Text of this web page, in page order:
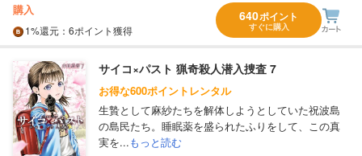
購入
1%還元 ：6ポイント獲得
640ポイント
すぐに購入
サイコ×パスト 猟奇殺人潜入捜査 7
お得な600ポイントレンタル
生贄として麻紗たちを解体しようとしていた祝波島
の島民たち。睡眠薬を盛られたふりをして、この真
実を...もっと読む